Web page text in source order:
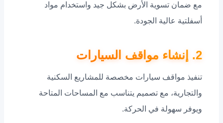
مع ضمان تسوية الأرض بشكل جيد واستخدام مواد
أسفلتية عالية الجودة.
2. إنشاء مواقف السيارات
تنفيذ مواقف سيارات مخصصة للمشاريع السكنية
والتجارية، مع تصميم يتناسب مع المساحات المتاحة
ويوفر سهولة في الحركة.